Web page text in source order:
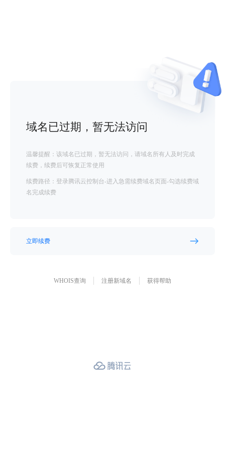
域名已过期，暂无法访问
温馨提醒：该域名已过期，暂无法访问，请域名所有人及时完成
续费，续费后可恢复正常使用
续费路径：登录腾讯云控制台-进入急需续费域名页面-勾选续费域
名完成续费
立即续费
WHOIS查询 注册新域名 获得帮助